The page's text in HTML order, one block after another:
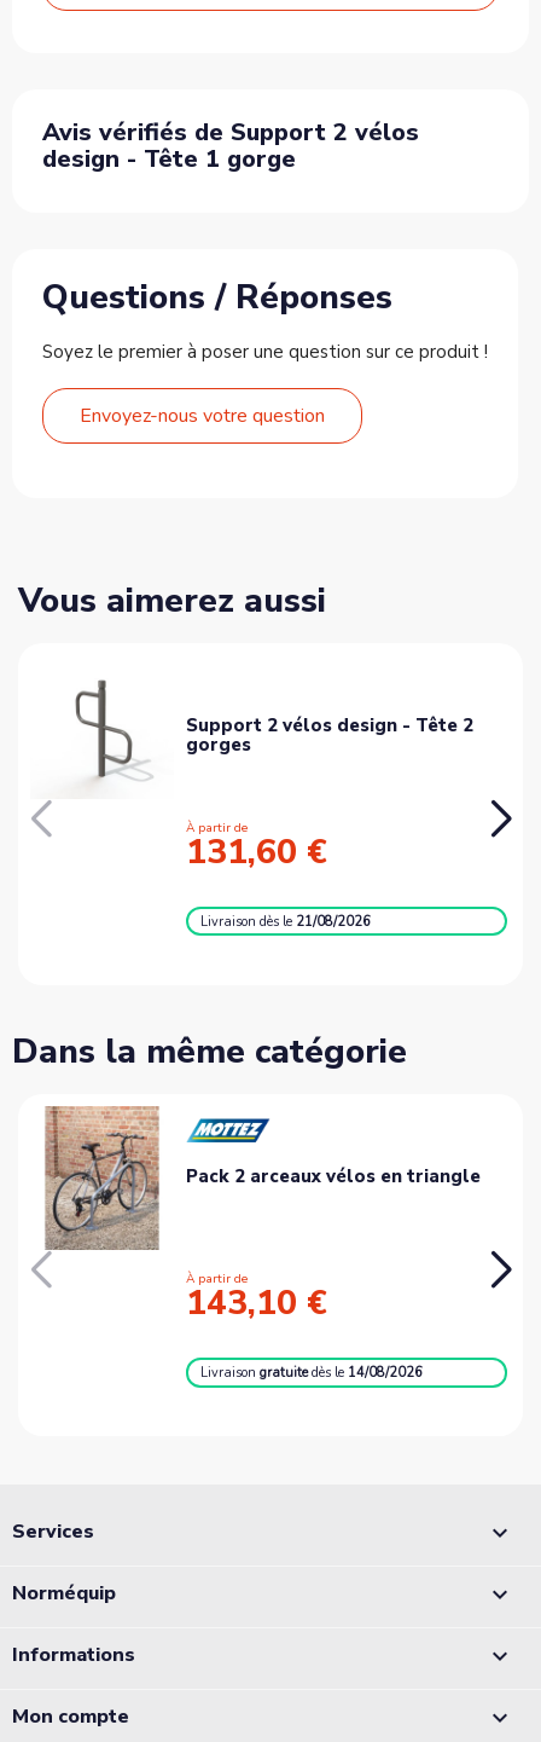
Avis vérifiés de Support 2 vélos
design - Tête 1 gorge
Questions / Réponses
Soyez le premier à poser une question sur ce produit !
Envoyez-nous votre question
Vous aimerez aussi
Support 2 vélos design - Tête 2
gorges
À partir de
131,60 €
Livraisondès le 21/08/2026
Dans la même catégorie
Pack 2 arceaux vélos en triangle
À partir de
143,10 €
Livraisongratuite dès le 14/08/2026
Services 
Norméquip 
Informations 
Mon compte 